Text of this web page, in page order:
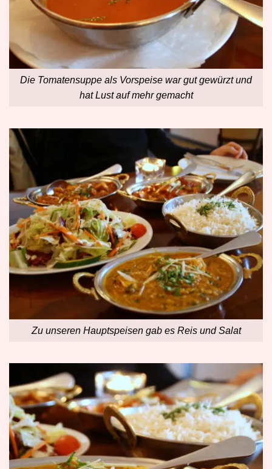
Die Tomatensuppe als Vorspeise war gut gewürzt und
hat Lust auf mehr gemacht
Zu unseren Hauptspeisen gab es Reis und Salat